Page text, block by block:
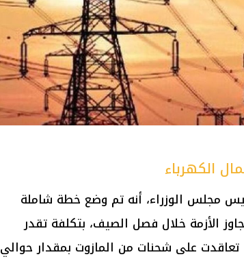
الكهرباء
مجلس الوزراء، أنه تم وضع خطة شاملة
الأزمة خلال فصل الصيف، بتكلفة تقدر
تعاقدت على شحنات من المازوت بمقدار حوالي